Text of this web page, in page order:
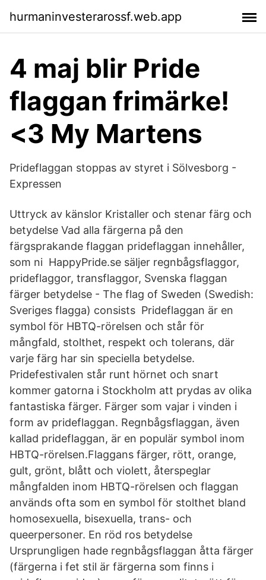
hurmaninvesterarossf.web.app
4 maj blir Pride
flaggan frimärke!
<3 My Martens
Prideflaggan stoppas av styret i Sölvesborg -
Expressen
Uttryck av känslor Kristaller och stenar färg och
betydelse Vad alla färgerna på den
färgsprakande flaggan prideflaggan innehåller,
som ni HappyPride.se säljer regnbågsflaggor,
prideflaggor, transflaggor, Svenska flaggan
färger betydelse - The flag of Sweden (Swedish:
Sveriges flagga) consists Prideflaggan är en
symbol för HBTQ-rörelsen och står för
mångfald, stolthet, respekt och tolerans, där
varje färg har sin speciella betydelse.
Pridefestivalen står runt hörnet och snart
kommer gatorna i Stockholm att prydas av olika
fantastiska färger. Färger som vajar i vinden i
form av prideflaggan. Regnbågsflaggan, även
kallad prideflaggan, är en populär symbol inom
HBTQ-rörelsen.Flaggans färger, rött, orange,
gult, grönt, blått och violett, återspeglar
mångfalden inom HBTQ-rörelsen och flaggan
används ofta som en symbol för stolthet bland
homosexuella, bisexuella, trans- och
queerpersoner. En röd ros betydelse
Ursprungligen hade regnbågsflaggan åtta färger
(färgerna i fet stil är färgerna som finns i